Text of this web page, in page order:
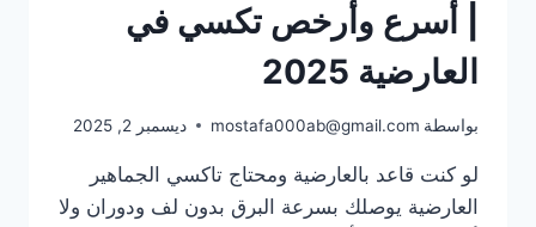
| أسرع وأرخص تكسي في
العارضية 2025
بواسطة mostafa000ab@gmail.com ديسمبر 2, 2025
لو كنت قاعد بالعارضية ومحتاج تاكسي الجماهير
العارضية يوصلك بسرعة البرق بدون لف ودوران ولا